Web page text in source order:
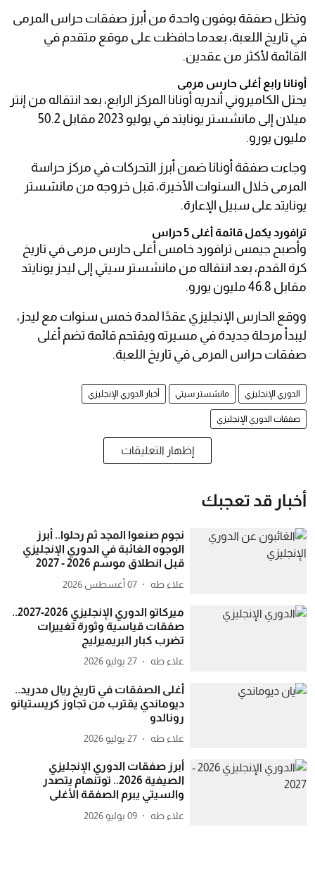
وتظل صفقة بوفون واحدة من أبرز صفقات حراس المرمى
في تاريخ اللعبة، بعدما حافظت على موقع متقدم في
القائمة لأكثر من عقدين.
أونانا رابع أغلى حارس مرمى
يحتل الكاميروني أندريه أونانا المركز الرابع، بعد انتقاله من إنتر
ميلان إلى مانشستر يونايتد في يوليو 2023 مقابل 50.2
مليون يورو.
وجاءت صفقة أونانا ضمن أبرز التحركات في مركز حراسة
المرمى خلال السنوات الأخيرة، قبل خروجه من مانشستر
يونايتد على سبيل الإعارة.
ترافورد يكمل قائمة أغلى 5 حراس
وأصبح جيمس ترافورد خامس أغلى حارس مرمى في تاريخ
كرة القدم، بعد انتقاله من مانشستر سيتي إلى ليدز يونايتد
مقابل 46.8 مليون يورو.
ووقع الحارس الإنجليزي عقدًا لمدة خمس سنوات مع ليدز،
ليبدأ مرحلة جديدة في مسيرته ويقتحم قائمة تضم أغلى
صفقات حراس المرمى في تاريخ اللعبة.
الدوري الإنجليزي مانشستر سيتي أخبار الدوري الإنجليزي
صفقات الدوري الإنجليزي
إظهار التعليقات
أخبار قد تعجبك
نجوم صنعوا المجد ثم رحلوا.. أبرز
الوجوه الغائبة في الدوري الإنجليزي
قبل انطلاق موسم 2026 - 2027
علاء طه 07 أغسطس 2026
ميركاتو الدوري الإنجليزي 2026-2027..
صفقات قياسية وثورة تغييرات
تضرب كبار البريميرليج
علاء طه 27 يوليو 2026
أغلى الصفقات في تاريخ ريال مدريد..
ديوماندي يقترب من تجاوز كريستيانو
رونالدو
علاء طه 27 يوليو 2026
أبرز صفقات الدوري الإنجليزي
الصيفية 2026.. توتنهام يتصدر
والسيتي يبرم الصفقة الأغلى
علاء طه 09 يوليو 2026